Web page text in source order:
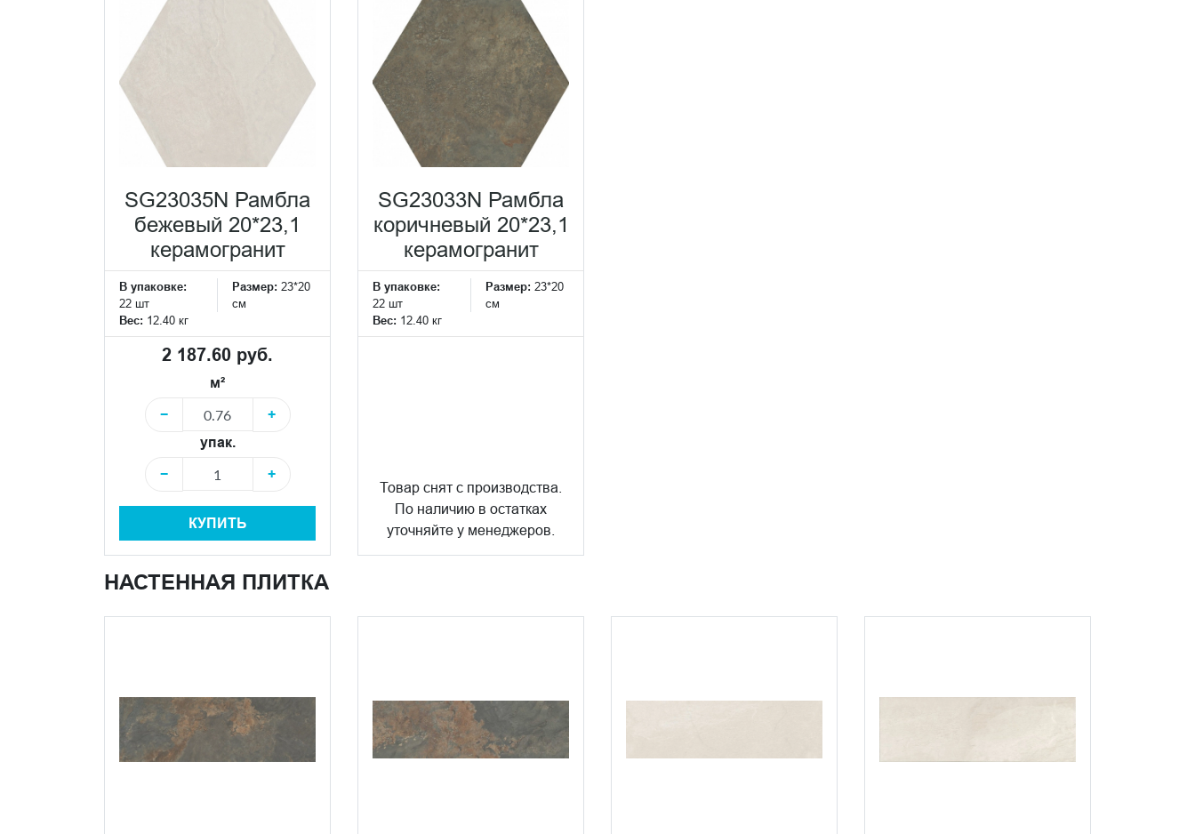
SG23035N Рамбла
бежевый 20*23,1
керамогранит
В упаковке:
22 шт
Размер: 23*20
см
Вес: 12.40 кг
2 187.60 руб.
м²
−
+
упак.
−
+
КУПИТЬ
SG23033N Рамбла
коричневый 20*23,1
керамогранит
В упаковке:
22 шт
Размер: 23*20
см
Вес: 12.40 кг
Товар снят с производства.
По наличию в остатках
уточняйте у менеджеров.
НАСТЕННАЯ ПЛИТКА